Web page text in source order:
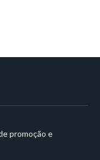
promoção e